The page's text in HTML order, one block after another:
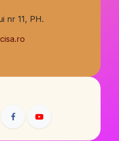
nr 11, PH.